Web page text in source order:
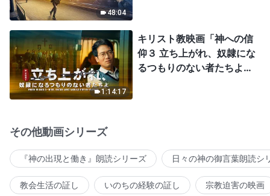
48:04
1:14:17
キリスト教映画「神への信
仰３ 立ち上がれ、奴隷にな
るつもりのない者たちよ」
その他動画シリーズ
『神の出現と働き』朗読シリーズ 日々の神の御言葉朗読シ
教会生活の証し いのちの経験の証し 宗教迫害の映画